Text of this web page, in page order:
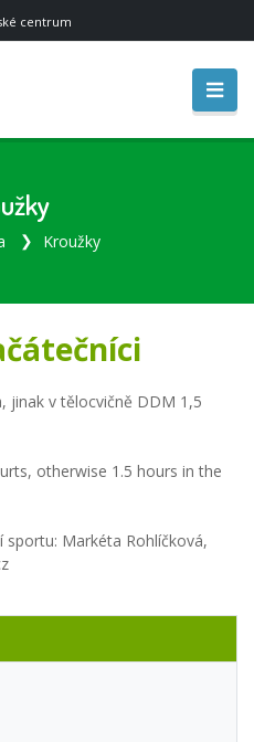
centrum
Kroužky
jinak v tělocvičně DDM 1,5
otherwise 1.5 hours in the
sportu: Markéta Rohlíčková,